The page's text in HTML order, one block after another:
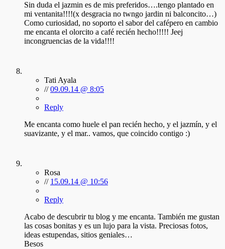
Sin duda el jazmin es de mis preferidos….tengo plantado en
mi ventanita!!!!(x desgracia no twngo jardin ni balconcito…)
Como curiosidad, no soporto el sabor del cafépero en cambio
me encanta el olorcito a café recién hecho!!!!! Jeej
incongruencias de la vida!!!!
Tati Ayala
//09.09.14 @ 8:05
Reply
Me encanta como huele el pan recién hecho, y el jazmín, y el
suavizante, y el mar.. vamos, que coincido contigo :)
Rosa
// 15.09.14 @ 10:56
Reply
Acabo de descubrir tu blog y me encanta. También me gustan
las cosas bonitas y es un lujo para la vista. Preciosas fotos,
ideas estupendas, sitios geniales…
Besos